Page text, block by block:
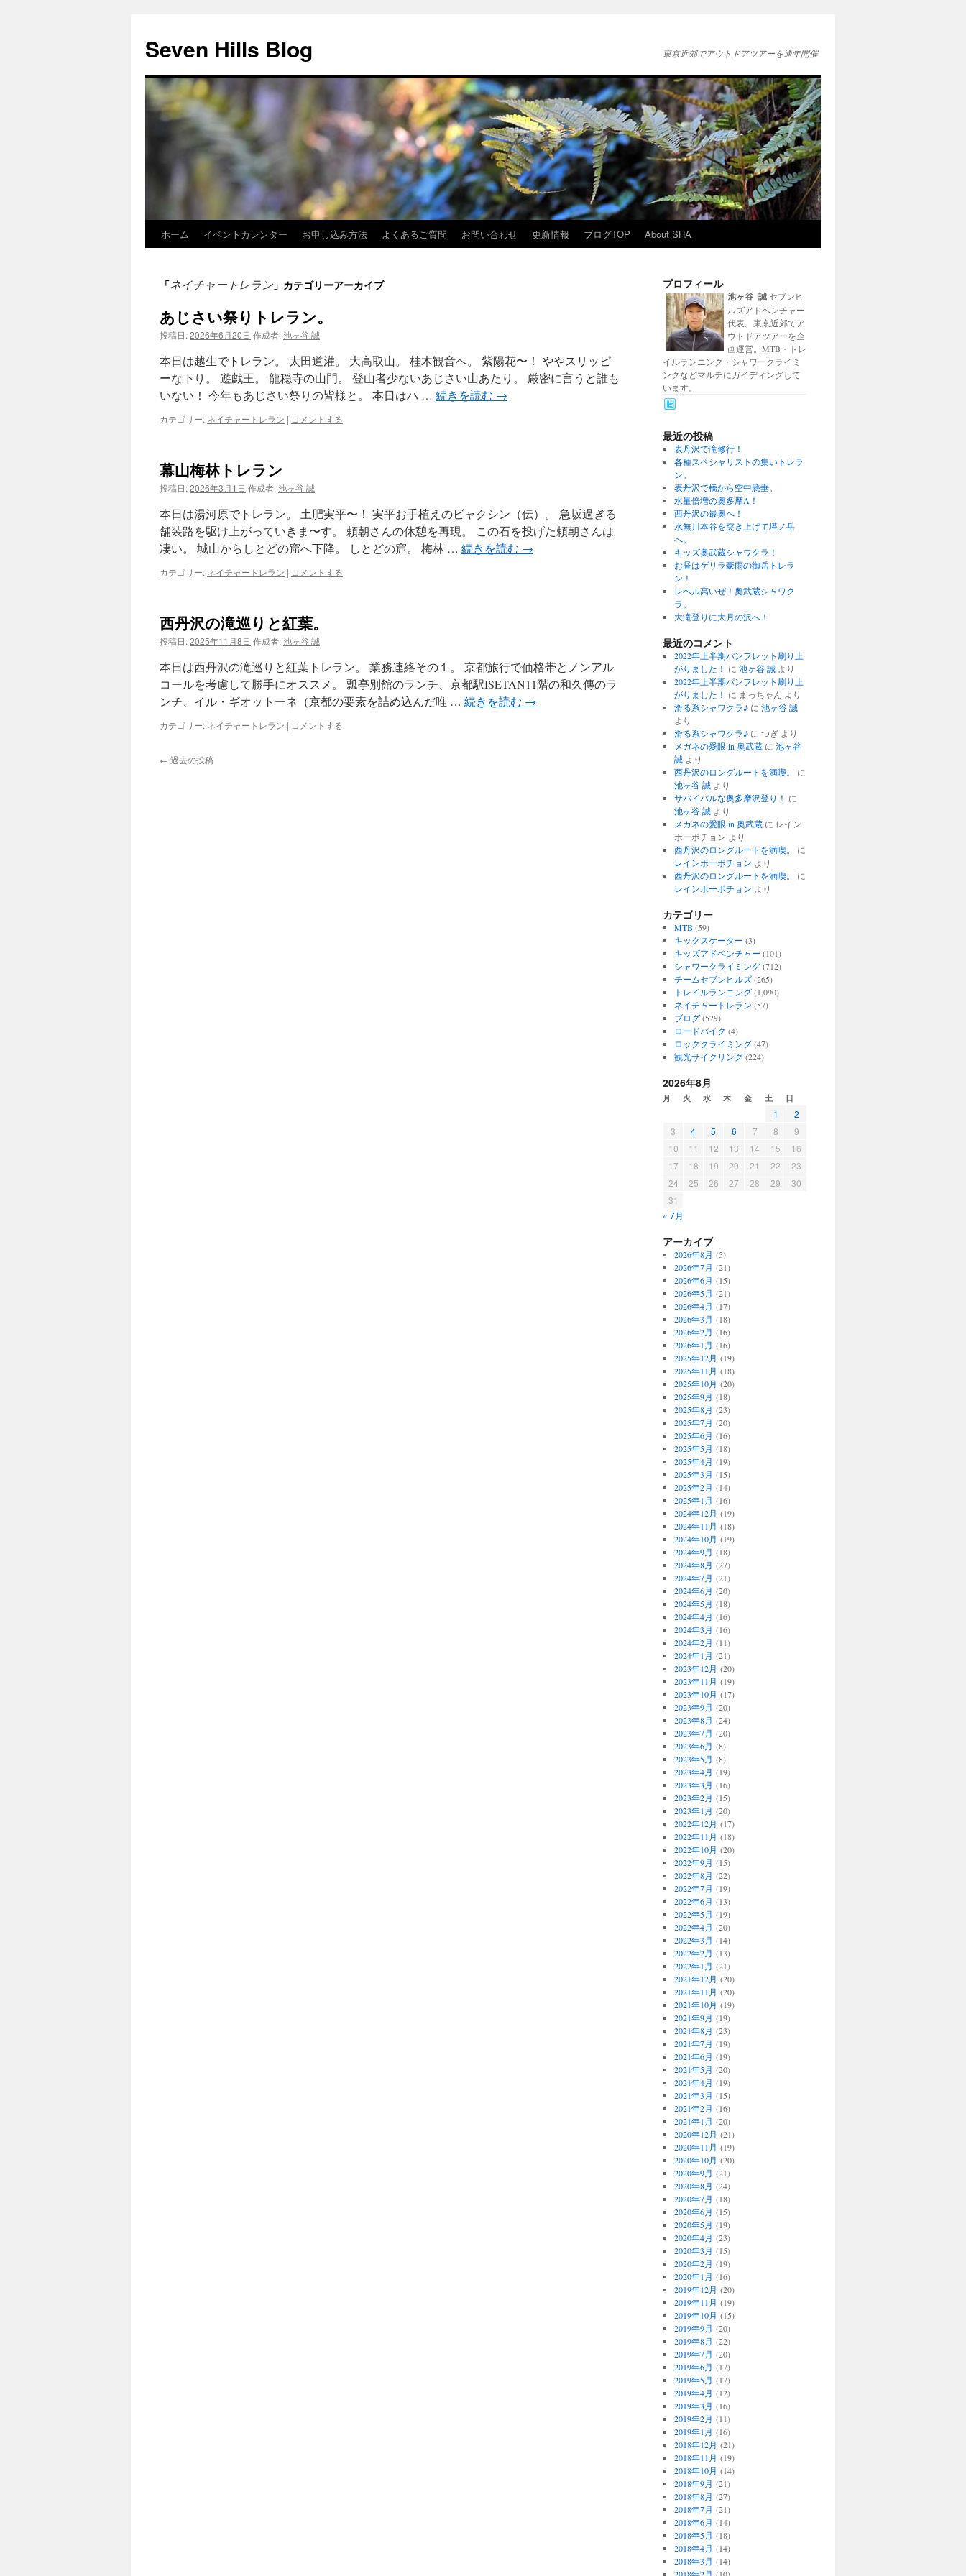
Seven Hills Blog 東京近郊でアウトドアツアーを通年開催
ホーム イベントカレンダー お申し込み方法 よくあるご質問 お問い合わせ 更新情報 ブログTOP About SHA
「ネイチャートレラン」カテゴリーアーカイブ
あじさい祭りトレラン。
投稿日:2026年6月20日 作成者:池ヶ谷 誠
本日は越生でトレラン。 太田道灌。 大高取山。 桂木観音へ。 紫陽花〜！ ややスリッピ
ーな下り。 遊戯王。 龍穏寺の山門。 登山者少ないあじさい山あたり。 厳密に言うと誰も
いない！ 今年もあじさい祭りの皆様と。 本日はハ … 続きを読む →
カテゴリー: ネイチャートレラン | コメントする
幕山梅林トレラン
投稿日:2026年3月1日 作成者:池ヶ谷 誠
本日は湯河原でトレラン。 土肥実平〜！ 実平お手植えのビャクシン（伝）。 急坂過ぎる
舗装路を駆け上がっていきま〜す。 頼朝さんの休憩を再現。 この石を投げた頼朝さんは
凄い。 城山からしとどの窟へ下降。 しとどの窟。 梅林 … 続きを読む →
カテゴリー: ネイチャートレラン | コメントする
西丹沢の滝巡りと紅葉。
投稿日:2025年11月8日 作成者:池ヶ谷 誠
本日は西丹沢の滝巡りと紅葉トレラン。 業務連絡その１。 京都旅行で価格帯とノンアル
コールを考慮して勝手にオススメ。 瓢亭別館のランチ、京都駅ISETAN11階の和久傳のラ
ンチ、イル・ギオットーネ（京都の要素を詰め込んだ唯 … 続きを読む →
カテゴリー: ネイチャートレラン | コメントする
← 過去の投稿
プロフィール
池ヶ谷 誠 セブンヒ
ルズアドベンチャー
代表。東京近郊でア
ウトドアツアーを企
画運営。MTB・トレ
イルランニング・シャワークライミ
ングなどマルチにガイディングして
います。
最近の投稿
表丹沢で滝修行！
各種スペシャリストの集いトレラ
ン。
表丹沢で橋から空中懸垂。
水量倍増の奥多摩A！
西丹沢の最奥へ！
水無川本谷を突き上げて塔ノ岳
へ。
キッズ奥武蔵シャワクラ！
お昼はゲリラ豪雨の御岳トレラ
ン！
レベル高いぜ！奥武蔵シャワク
ラ。
大滝登りに大月の沢へ！
最近のコメント
2022年上半期パンフレット刷り上
がりました！ に 池ヶ谷 誠より
2022年上半期パンフレット刷り上
がりました！ に まっちゃん より
滑る系シャワクラ♪に 池ヶ谷 誠
より
滑る系シャワクラ♪に つぎより
メガネの愛眼 in 奥武蔵に 池ヶ谷
誠より
西丹沢のロングルートを満喫。
に
池ヶ谷 誠より
サバイバルな奥多摩沢登り！ に
池ヶ谷 誠より
メガネの愛眼 in 奥武蔵に レイン
ボーポチョン より
西丹沢のロングルートを満喫。
に
レインボーポチョン より
西丹沢のロングルートを満喫。
に
レインボーポチョン より
カテゴリー
MTB (59)
キックスケーター (3)
キッズアドベンチャー (101)
シャワークライミング(712)
チームセブンヒルズ(265)
トレイルランニング(1,090)
ネイチャートレラン (57)
ブログ(529)
ロードバイク (4)
ロッククライミング(47)
観光サイクリング(224)
2026年8月
月 火 水 木 金 土 日
1
2
3
4 5 6 7 8
9
10
11 12 13 14 15
16
17
18 19 20 21 22
23
24
25 26 27 28 29
30
31
« 7月
アーカイブ
2026年8月 (5)
2026年7月 (21)
2026年6月 (15)
2026年5月 (21)
2026年4月 (17)
2026年3月 (18)
2026年2月 (16)
2026年1月 (16)
2025年12月 (19)
2025年11月 (18)
2025年10月 (20)
2025年9月 (18)
2025年8月 (23)
2025年7月 (20)
2025年6月 (16)
2025年5月 (18)
2025年4月 (19)
2025年3月 (15)
2025年2月 (14)
2025年1月 (16)
2024年12月 (19)
2024年11月 (18)
2024年10月 (19)
2024年9月 (18)
2024年8月 (27)
2024年7月 (21)
2024年6月 (20)
2024年5月 (18)
2024年4月 (16)
2024年3月 (16)
2024年2月 (11)
2024年1月 (21)
2023年12月 (20)
2023年11月 (19)
2023年10月 (17)
2023年9月 (20)
2023年8月 (24)
2023年7月 (20)
2023年6月 (8)
2023年5月 (8)
2023年4月 (19)
2023年3月 (16)
2023年2月 (15)
2023年1月 (20)
2022年12月 (17)
2022年11月 (18)
2022年10月 (20)
2022年9月 (15)
2022年8月 (22)
2022年7月 (19)
2022年6月 (13)
2022年5月 (19)
2022年4月 (20)
2022年3月 (14)
2022年2月 (13)
2022年1月 (21)
2021年12月 (20)
2021年11月 (20)
2021年10月 (19)
2021年9月 (19)
2021年8月 (23)
2021年7月 (19)
2021年6月 (19)
2021年5月 (20)
2021年4月 (19)
2021年3月 (15)
2021年2月 (16)
2021年1月 (20)
2020年12月 (21)
2020年11月 (19)
2020年10月 (20)
2020年9月 (21)
2020年8月 (24)
2020年7月 (18)
2020年6月 (15)
2020年5月 (19)
2020年4月 (23)
2020年3月 (15)
2020年2月 (19)
2020年1月 (16)
2019年12月 (20)
2019年11月 (19)
2019年10月 (15)
2019年9月 (20)
2019年8月 (22)
2019年7月 (20)
2019年6月 (17)
2019年5月 (17)
2019年4月 (12)
2019年3月 (16)
2019年2月 (11)
2019年1月 (16)
2018年12月 (21)
2018年11月 (19)
2018年10月 (14)
2018年9月 (21)
2018年8月 (27)
2018年7月 (21)
2018年6月 (14)
2018年5月 (18)
2018年4月 (14)
2018年3月 (14)